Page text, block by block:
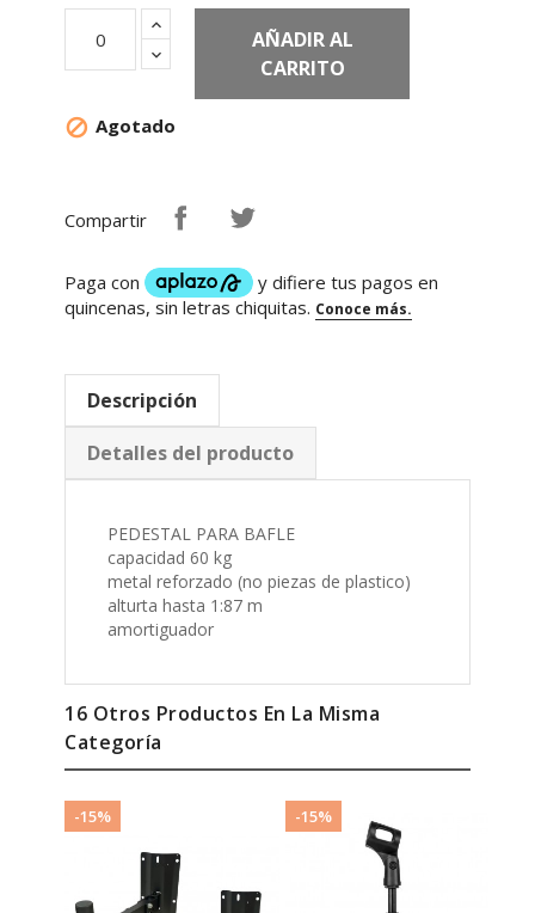
AÑADIR AL
CARRITO
Descripción
Detalles del producto
capacidad 60 kg
metal reforzado (no piezas de plastico)
alturta hasta 1:87 m
amortiguador
16 Otros Productos En La Misma
Categoría